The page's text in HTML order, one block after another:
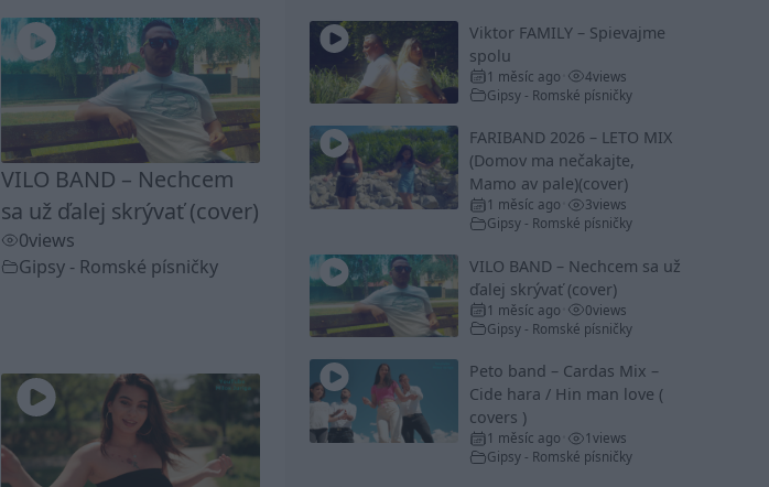
VILO BAND – Nechcem
sa už ďalej skrývať (cover)
0views
Gipsy - Romské písničky
Viktor FAMILY – Spievajme
spolu
1 měsíc ago 4views
Gipsy - Romské písničky
FARIBAND 2026 – LETO MIX
(Domov ma nečakajte,
Mamo av pale)(cover)
1 měsíc ago 3views
Gipsy - Romské písničky
VILO BAND – Nechcem sa už
ďalej skrývať (cover)
1 měsíc ago 0views
Gipsy - Romské písničky
Peto band – Cardas Mix –
Cide hara / Hin man love (
covers )
1 měsíc ago 1views
Gipsy - Romské písničky